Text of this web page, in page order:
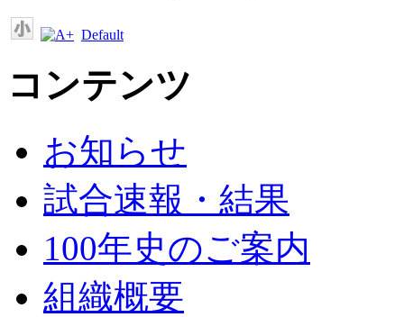
Default
コンテンツ
お知らせ
試合速報・結果
100年史のご案内
組織概要